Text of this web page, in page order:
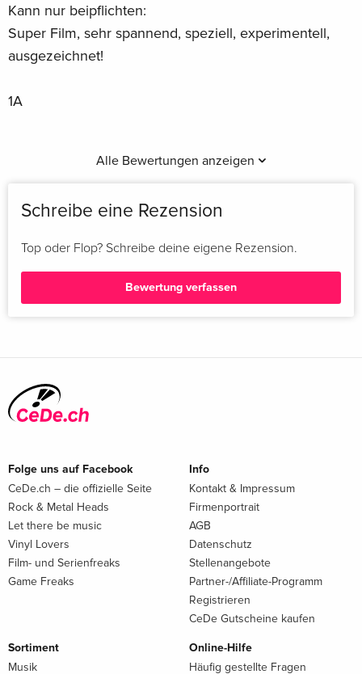
Kann nur beipflichten:
Super Film, sehr spannend, speziell, experimentell,
ausgezeichnet!
1A
Alle Bewertungen anzeigen
Schreibe eine Rezension
Top oder Flop? Schreibe deine eigene Rezension.
Bewertung verfassen
Folge uns auf Facebook
CeDe.ch – die offizielle Seite
Rock & Metal Heads
Let there be music
Vinyl Lovers
Film- und Serienfreaks
Game Freaks
Info
Kontakt & Impressum
Firmenportrait
AGB
Datenschutz
Stellenangebote
Partner-/Affiliate-Programm
Registrieren
CeDe Gutscheine kaufen
Sortiment
Musik
Online-Hilfe
Häufig gestellte Fragen